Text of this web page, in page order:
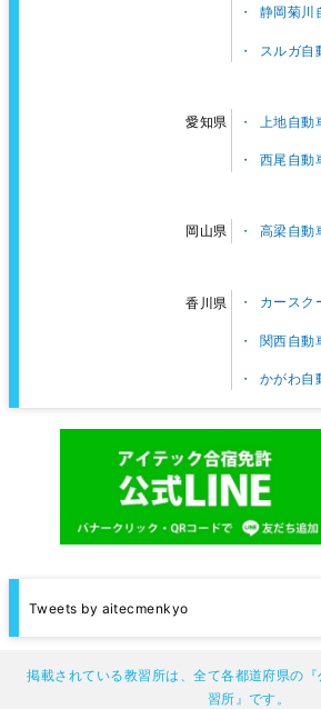
静岡菊川
スルガ自
愛知県 上地自
西尾自動
岡山県 高梁自動
香川県 カースク
関西自動
かがわ自
Tweets by aitecmenkyo
掲載されている教習所は、全て各都道府県の
習所』です。